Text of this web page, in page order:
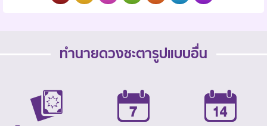
ทำนายดวงชะตารูปแบบอื่น